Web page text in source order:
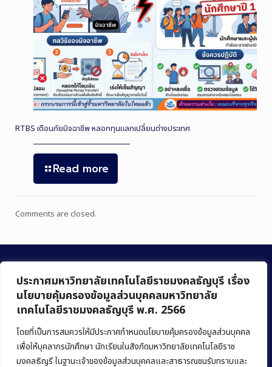
ประกาศมหาวิทยาลัยเทคโนโลยีราชมงคลธัญบุรี เรื่อง
นโยบายคุ้มครองข้อมูลส่วนบุคคลมหาวิทยาลัย
เทคโนโลยีราชมงคลธัญบุรี พ.ศ. 2566
โดยที่เป็นการสมควรให้มีประกาศกำหนดนโยบายคุ้มครองข้อมูลส่วนบุคคล
เพื่อให้บุคลากรนักศึกษา นักเรียนในสังกัดมหาวิทยาลัยเทคโนโลยีราช
มงคลธัญรี ในฐานะเจ้าของข้อมูลส่วนบุคคลและสาธารณชนรับทราบและ
RTBS เตือนภัยมิจฉาชีพ หลอกทุนแลกเปลี่ยนต่างประเทศ
Read more
Comments are closed.
คณะบริหารธุรกิจ
มหาวิทยาลัยเทคโนโลยีราชมงคลธัญบุรี
39 หมู่ 1 ถนนรังสิต-นครนายก ตำบลคลองหก